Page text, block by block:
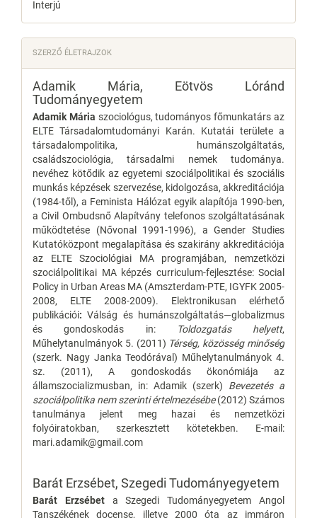
Interjú
SZERZŐ ÉLETRAJZOK
Adamik Mária, Eötvös Lóránd
Tudományegyetem
Adamik Mária szociológus, tudományos főmunkatárs az
ELTE Társadalomtudományi Karán. Kutatái területe a
társadalompolitika, humánszolgáltatás,
családszociológia, társadalmi nemek tudománya.
nevéhez kötődik az egyetemi szociálpolitikai és szociális
munkás képzések szervezése, kidolgozása, akkreditációja
(1984-től), a Feminista Hálózat egyik alapítója 1990-ben,
a Civil Ombudsnő Alapítvány telefonos szolgáltatásának
működtetése (Nővonal 1991-1996), a Gender Studies
Kutatóközpont megalapítása és szakirány akkreditációja
az ELTE Szociológiai MA programjában, nemzetközi
szociálpolitikai MA képzés curriculum-fejlesztése: Social
Policy in Urban Areas MA (Amszterdam-PTE, IGYFK 2005-
2008, ELTE 2008-2009). Elektronikusan elérhető
publikációi:Válság és humánszolgáltatás—globalizmus
és gondoskodás in:
Toldozgatás helyett,
Műhelytanulmányok 5. (2011) Térség, közösség minőség
(szerk. Nagy Janka Teodórával) Műhelytanulmányok 4.
sz. (2011), A gondoskodás ökonómiája az
államszocializmusban, in: Adamik (szerk) Bevezetés a
szociálpolitika nem szerinti értelmezésébe(2012) Számos
tanulmánya jelent meg hazai és nemzetközi
folyóiratokban, szerkesztett kötetekben. E-mail:
mari.adamik@gmail.com
Barát Erzsébet, Szegedi Tudományegyetem
Barát Erzsébet a Szegedi Tudományegyetem Angol
Tanszékének docense, illetve 2000 óta az immáron